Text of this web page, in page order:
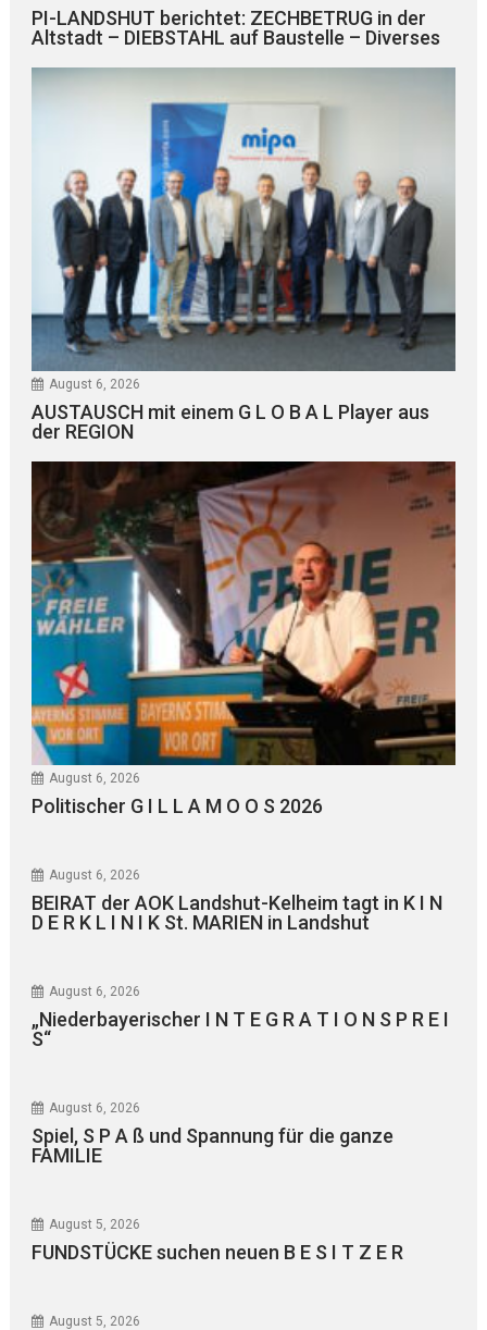
PI-LANDSHUT berichtet: ZECHBETRUG in der
Altstadt – DIEBSTAHL auf Baustelle – Diverses
August 6, 2026
AUSTAUSCH mit einem G L O B A L Player aus
der REGION
August 6, 2026
Politischer G I L L A M O O S 2026
August 6, 2026
BEIRAT der AOK Landshut-Kelheim tagt in K I N
D E R K L I N I K St. MARIEN in Landshut
August 6, 2026
„Niederbayerischer I N T E G R A T I O N S P R E I
S“
August 6, 2026
Spiel, S P A ß und Spannung für die ganze
FAMILIE
August 5, 2026
FUNDSTÜCKE suchen neuen B E S I T Z E R
August 5, 2026